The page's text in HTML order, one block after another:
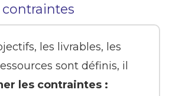
les livrables, les
sont définis, il
les contraintes :